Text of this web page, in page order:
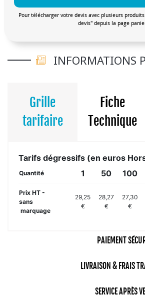
Pour télécharger votre devis avec plusieurs
devis" depuis la page
INFORMATIONS
Grille
tarifaire
Fiche
Technique
Tarifs dégressifs (en euros
Quantité 1 50 100
Prix HT -
sans
marquage
29,25
€
28,27
€
27,30
€
PAIEMENT
LIVRAISON & FRAIS
SERVICE APRÈS